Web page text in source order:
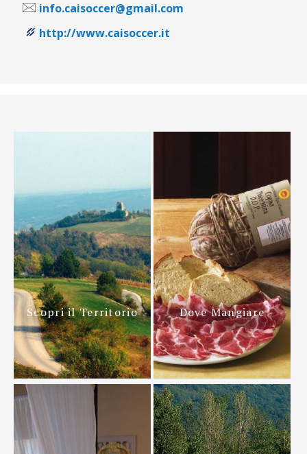
info.caisoccer@gmail.com
http://www.caisoccer.it
Scopri il Territorio Dove Mangiare